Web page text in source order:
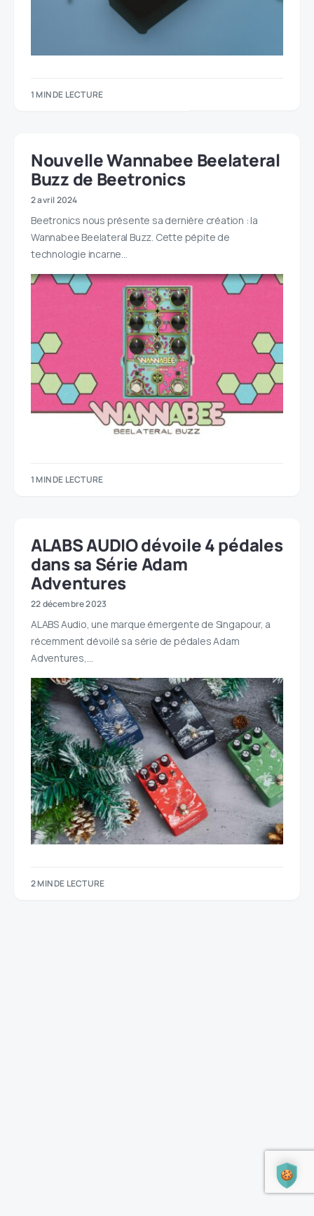
1 MIN DE LECTURE
Nouvelle Wannabee Beelateral
Buzz de Beetronics
2 avril 2024
Beetronics nous présente sa dernière création : la
Wannabee Beelateral Buzz. Cette pépite de
technologie incarne…
1 MIN DE LECTURE
ALABS AUDIO dévoile 4 pédales
dans sa Série Adam
Adventures
22 décembre 2023
ALABS Audio, une marque émergente de Singapour, a
récemment dévoilé sa série de pédales Adam
Adventures,…
2 MIN DE LECTURE